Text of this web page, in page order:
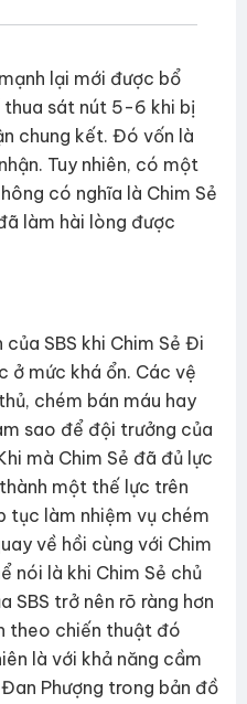
lại mới được bổ
thua sát nút 5-6 khi bị
chung kết. Đó vốn là
Tuy nhiên, có một
có nghĩa là Chim Sẻ
làm hài lòng được
SBS khi Chim Sẻ Đi
ở mức khá ổn. Các vệ
chém bán máu hay
sao để đội trưởng của
mà Chim Sẻ đã đủ lực
một thế lực trên
tục làm nhiệm vụ chém
về hồi cùng với Chim
nói là khi Chim Sẻ chủ
SBS trở nên rõ ràng hơn
theo chiến thuật đó
là với khả năng cầm
Phượng trong bản đồ